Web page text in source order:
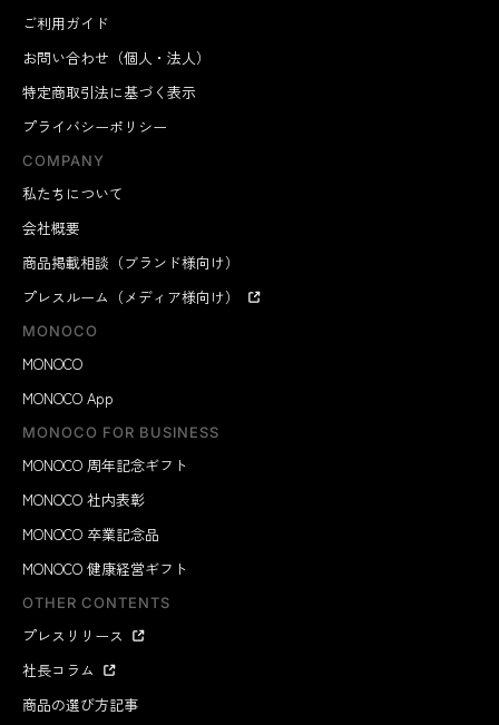
ご利用ガイド
お問い合わせ（個人・法人）
特定商取引法に基づく表示
プライバシーポリシー
COMPANY
私たちについて
会社概要
商品掲載相談（ブランド様向け）
プレスルーム（メディア様向け）
MONOCO
MONOCO
MONOCO App
MONOCO FOR BUSINESS
MONOCO 周年記念ギフト
MONOCO 社内表彰
MONOCO 卒業記念品
MONOCO 健康経営ギフト
OTHER CONTENTS
プレスリリース
社長コラム
商品の選び方記事